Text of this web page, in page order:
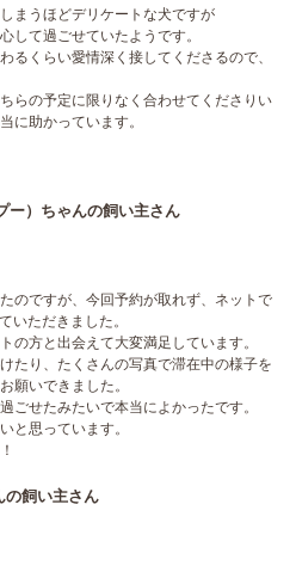
まうほどデリケートな犬ですが
して過ごせていたようです。
るくらい愛情深く接してくださるので、
らの予定に限りなく合わせてくださりい
に助かっています。
ー）ちゃんの飼い主さん
のですが、今回予約が取れず、ネットで
いただきました。
の方と出会えて大変満足しています。
たり、たくさんの写真で滞在中の様子を
願いできました。
ごせたみたいで本当によかったです。
と思っています。
の飼い主さん